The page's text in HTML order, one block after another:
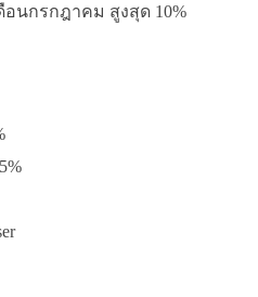
อนกรกฎาคม สูงสุด 10%